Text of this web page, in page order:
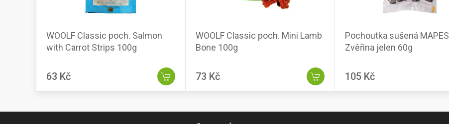
WOOLF Classic poch. Salmon
with Carrot Strips 100g
63 Kč
WOOLF Classic poch. Mini Lamb
Bone 100g
73 Kč
Pochoutka sušená MAPES
Zvěřina jelen 60g
105 Kč